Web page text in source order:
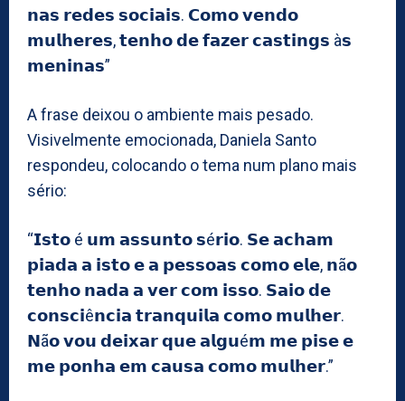
𝗻𝗮𝘀 𝗿𝗲𝗱𝗲𝘀 𝘀𝗼𝗰𝗶𝗮𝗶𝘀. 𝗖𝗼𝗺𝗼 𝘃𝗲𝗻𝗱𝗼
𝗺𝘂𝗹𝗵𝗲𝗿𝗲𝘀, 𝘁𝗲𝗻𝗵𝗼 𝗱𝗲 𝗳𝗮𝘇𝗲𝗿 𝗰𝗮𝘀𝘁𝗶𝗻𝗴𝘀 à𝘀
𝗺𝗲𝗻𝗶𝗻𝗮𝘀”
A frase deixou o ambiente mais pesado.
Visivelmente emocionada, Daniela Santo
respondeu, colocando o tema num plano mais
sério:
“𝗜𝘀𝘁𝗼 é 𝘂𝗺 𝗮𝘀𝘀𝘂𝗻𝘁𝗼 𝘀é𝗿𝗶𝗼. 𝗦𝗲 𝗮𝗰𝗵𝗮𝗺
𝗽𝗶𝗮𝗱𝗮 𝗮 𝗶𝘀𝘁𝗼 𝗲 𝗮 𝗽𝗲𝘀𝘀𝗼𝗮𝘀 𝗰𝗼𝗺𝗼 𝗲𝗹𝗲, 𝗻ã𝗼
𝘁𝗲𝗻𝗵𝗼 𝗻𝗮𝗱𝗮 𝗮 𝘃𝗲𝗿 𝗰𝗼𝗺 𝗶𝘀𝘀𝗼. 𝗦𝗮𝗶𝗼 𝗱𝗲
𝗰𝗼𝗻𝘀𝗰𝗶ê𝗻𝗰𝗶𝗮 𝘁𝗿𝗮𝗻𝗾𝘂𝗶𝗹𝗮 𝗰𝗼𝗺𝗼 𝗺𝘂𝗹𝗵𝗲𝗿.
𝗡ã𝗼 𝘃𝗼𝘂 𝗱𝗲𝗶𝘅𝗮𝗿 𝗾𝘂𝗲 𝗮𝗹𝗴𝘂é𝗺 𝗺𝗲 𝗽𝗶𝘀𝗲 𝗲
𝗺𝗲 𝗽𝗼𝗻𝗵𝗮 𝗲𝗺 𝗰𝗮𝘂𝘀𝗮 𝗰𝗼𝗺𝗼 𝗺𝘂𝗹𝗵𝗲𝗿.”